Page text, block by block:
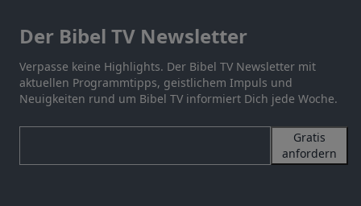
Der Bibel TV Newsletter
Verpasse keine Highlights. Der Bibel TV Newsletter mit
aktuellen Programmtipps, geistlichem Impuls und
Neuigkeiten rund um Bibel TV informiert Dich jede Woche.
Gratis
anfordern